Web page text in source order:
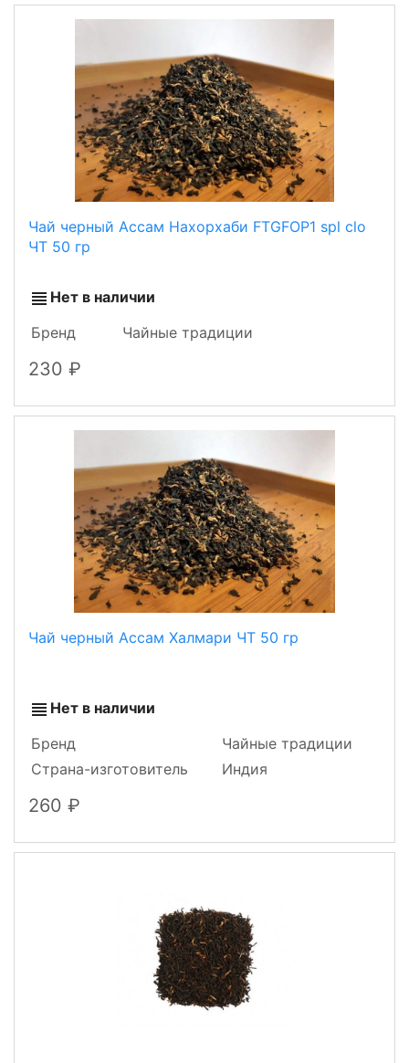
Чай черный Ассам Нахорхаби FTGFOP1 spl clo
ЧТ 50 гр
Нет в наличии
Бренд
Чайные традиции
230
Чай черный Ассам Халмари ЧТ 50 гр
Нет в наличии
Бренд
Чайные традиции
Страна-изготовитель
Индия
260